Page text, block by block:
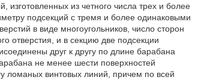
изготовленных из четного числа трех и более
подсекций с тремя и более одинаковыми
в виде многоугольников, число сторон
отверстия, и в секцию две подсекции
друг к другу по длине барабана
не менее шести поверхностей
ломаных винтовых линий, причем по всей